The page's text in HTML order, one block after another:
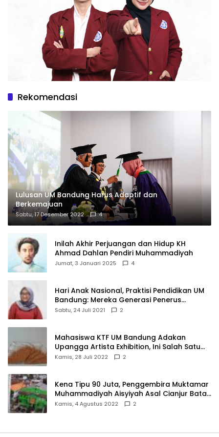
Rekomendasi
Lulusan UM Bandung Harus Adaptif dan
Berkemajuan
Sabtu, 17 Desember 2022 4
Inilah Akhir Perjuangan dan Hidup KH
Ahmad Dahlan Pendiri Muhammadiyah
Jumat, 3 Januari 2025 4
Hari Anak Nasional, Praktisi Pendidikan UM
Bandung: Mereka Generasi Penerus
Bangsa
Sabtu, 24 Juli 2021 2
Mahasiswa KTF UM Bandung Adakan
Upangga Artista Exhibition, Ini Salah Satu
Karyanya
Kamis, 28 Juli 2022 2
Kena Tipu 90 Juta, Penggembira Muktamar
Muhammadiyah Aisyiyah Asal Cianjur Batal
ke Solo
Kamis, 4 Agustus 2022 2